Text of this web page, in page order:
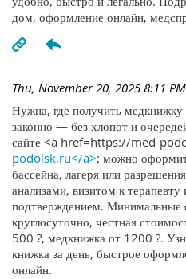
дом, оформление онлайн,
Thu, November 20, 2025 8:11 PM
Нужна, где получить
законно — без хлопот и
сайте <a href=https://med-
podolsk.ru</a>; можно
бассейна, лагеря или
анализами, визитом к
подтверждением. Минимальные
круглосуточно, честная
500 ?, медкнижка от 1200 ?.
книжка за день, быстрое
онлайн.